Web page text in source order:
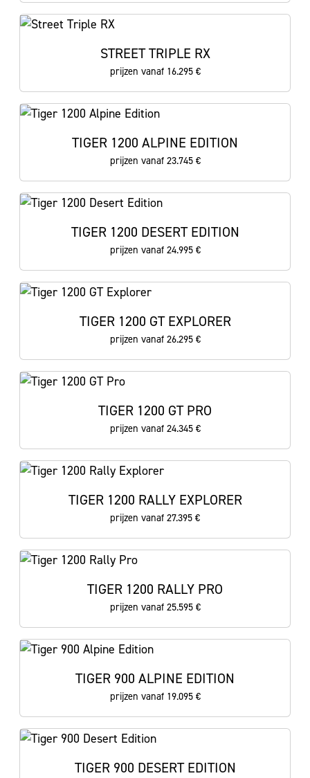
STREET TRIPLE RX
prijzen vanaf 16.295 €
TIGER 1200 ALPINE EDITION
prijzen vanaf 23.745 €
TIGER 1200 DESERT EDITION
prijzen vanaf 24.995 €
TIGER 1200 GT EXPLORER
prijzen vanaf 26.295 €
TIGER 1200 GT PRO
prijzen vanaf 24.345 €
TIGER 1200 RALLY EXPLORER
prijzen vanaf 27.395 €
TIGER 1200 RALLY PRO
prijzen vanaf 25.595 €
TIGER 900 ALPINE EDITION
prijzen vanaf 19.095 €
TIGER 900 DESERT EDITION